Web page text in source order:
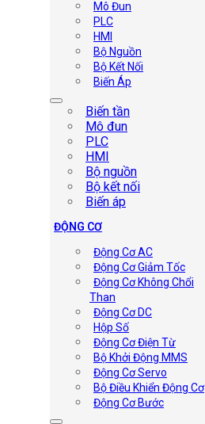
Mô Đun
PLC
HMI
Bộ Nguồn
Bộ Kết Nối
Biến Áp
Biến tần
Mô đun
PLC
HMI
Bộ nguồn
Bộ kết nối
Biến áp
ĐỘNG CƠ
Động Cơ AC
Động Cơ Giảm Tốc
Động Cơ Không Chổi
Than
Động Cơ DC
Hộp Số
Động Cơ Điện Từ
Bộ Khởi Động MMS
Động Cơ Servo
Bộ Điều Khiển Động Cơ
Động Cơ Bước